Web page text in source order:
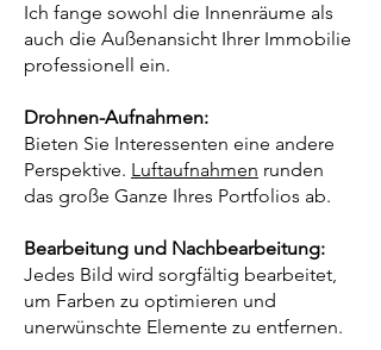
Ich fange sowohl die Innenräume als
auch die Außenansicht Ihrer Immobilie
professionell ein.
Drohnen-Aufnahmen:
Bieten Sie Interessenten eine andere
Perspektive. Luftaufnahmen runden
das große Ganze Ihres Portfolios ab.
Bearbeitung und Nachbearbeitung:
Jedes Bild wird sorgfältig bearbeitet,
um Farben zu optimieren und
unerwünschte Elemente zu entfernen.